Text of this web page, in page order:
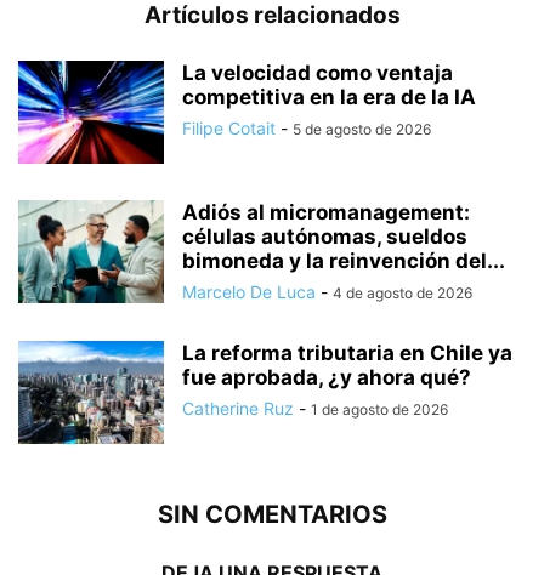
Artículos relacionados
La velocidad como ventaja
competitiva en la era de la IA
Filipe Cotait - 5 de agosto de 2026
Adiós al micromanagement:
células autónomas, sueldos
bimoneda y la reinvención del...
Marcelo De Luca - 4 de agosto de 2026
La reforma tributaria en Chile ya
fue aprobada, ¿y ahora qué?
Catherine Ruz - 1 de agosto de 2026
SIN COMENTARIOS